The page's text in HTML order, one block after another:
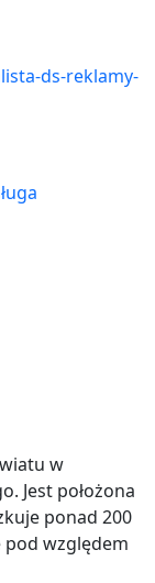
ds-reklamy-
w
Jest położona
ponad 200
pod względem